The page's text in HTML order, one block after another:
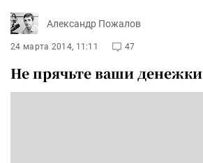
Александр Пожалов
24 марта 2014, 11:11 47
Не прячьте ваши денежки